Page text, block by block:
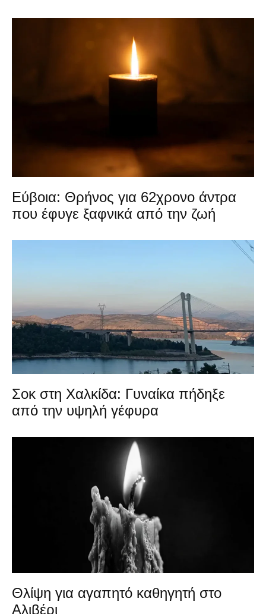
Εύβοια: Θρήνος για 62χρονο άντρα
που έφυγε ξαφνικά από την ζωή
Σοκ στη Χαλκίδα: Γυναίκα πήδηξε
από την υψηλή γέφυρα
Θλίψη για αγαπητό καθηγητή στο
Αλιβέρι